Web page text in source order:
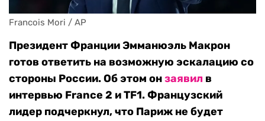
Francois Mori / AP
Президент Франции Эмманюэль Макрон
готов ответить на возможную эскалацию со
стороны России. Об этом онзаявил в
интервью France 2 и TF1. Французский
лидер подчеркнул, что Париж не будет